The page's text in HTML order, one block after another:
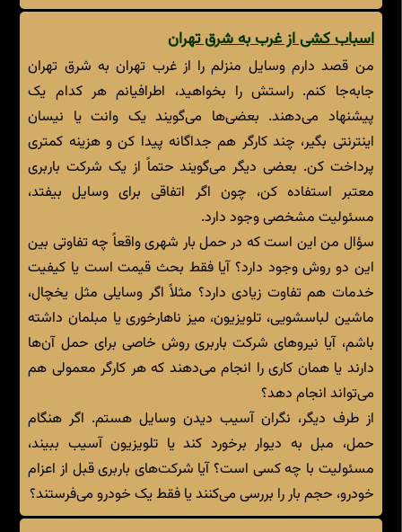
اسباب کشی از غرب به شرق تهران
من قصد دارم وسایل منزلم را از غرب تهران به شرق تهران
جابه‌جا کنم. راستش را بخواهید، اطرافیانم هر کدام یک
پیشنهاد می‌دهند. بعضی‌ها می‌گویند یک وانت یا نیسان
اینترنتی بگیر، چند کارگر هم جداگانه پیدا کن و هزینه کمتری
پرداخت کن. بعضی دیگر می‌گویند حتماً از یک شرکت باربری
معتبر استفاده کن، چون اگر اتفاقی برای وسایل بیفتد،
مسئولیت مشخصی وجود دارد.
سؤال من این است که در حمل بار شهری واقعاً چه تفاوتی بین
این دو روش وجود دارد؟ آیا فقط بحث قیمت است یا کیفیت
خدمات هم تفاوت زیادی دارد؟ مثلاً اگر وسایلی مثل یخچال،
ماشین لباسشویی، تلویزیون، میز ناهارخوری یا مبلمان داشته
باشم، آیا نیروهای شرکت باربری روش خاصی برای حمل آن‌ها
دارند یا همان کاری را انجام می‌دهند که هر کارگر معمولی هم
می‌تواند انجام دهد؟
از طرف دیگر، نگران آسیب دیدن وسایل هستم. اگر هنگام
حمل، مبل به دیوار برخورد کند یا تلویزیون آسیب ببیند،
مسئولیت با چه کسی است؟ آیا شرکت‌های باربری قبل از اعزام
خودرو، حجم بار را بررسی می‌کنند یا فقط یک خودرو می‌فرستند؟